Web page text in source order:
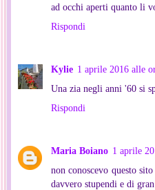
ad occhi aperti quanto li
Rispondi
Kylie 1 aprile 2016 alle
Una zia negli anni '60 si
Rispondi
Maria Boiano 1 aprile
non conoscevo questo
davvero stupendi e di gran